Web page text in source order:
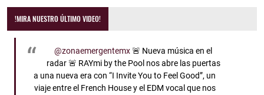
!MIRA NUESTRO ÚLTIMO VIDEO!
@zonaemergentemx🚨 Nueva música en el
radar 🚨 RAYmi by the Pool nos abre las puertas
a una nueva era con “I Invite You to Feel Good”, un
viaje entre el French House y el EDM vocal que nos